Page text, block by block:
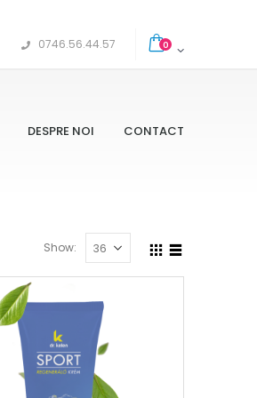
0746.56.44.57 0
DESPRE NOI CONTACT
Show: